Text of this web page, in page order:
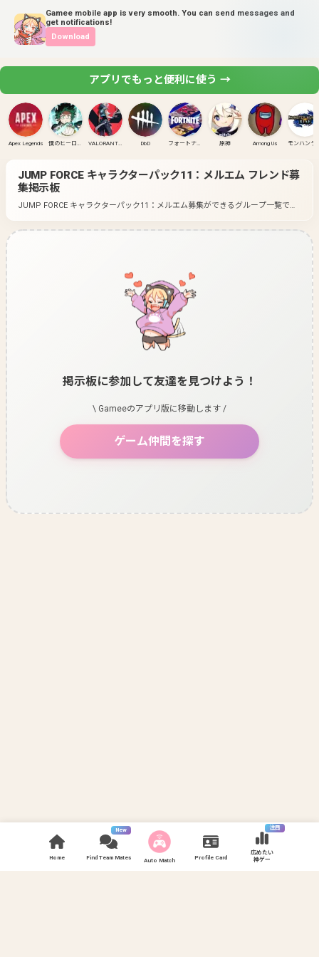
Gamee mobile app is very smooth. You can send messages and
get notifications!
Download
Home
New
Find Team Mates Auto Match Profile Card
注目
広めたい
神ゲー
アプリでもっと便利に使う →
Apex Legends 僕のヒーローアカデミア ULTRA RUMBLE VALORANT(PC) DbD フォートナイト 原神 Among Us
JUMP FORCE キャラクターパック11：メルエム フレンド募
集掲示板
JUMP FORCE キャラクターパック11：メルエム募集ができるグループ一覧で
掲示板に参加して友達を見つけよう！
\ Gameeのアプリ版に移動します /
ゲーム仲間を探す